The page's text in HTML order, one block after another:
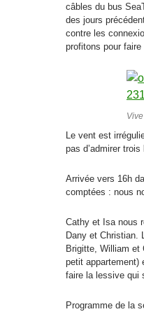
câbles du bus
des jours
contre les
profitons pour
Le vent est
pas d’admirer
Arrivée vers 16h
comptées : nous
Cathy et Isa nous
Dany et Christian.
Brigitte, William et
petit appartement)
faire la lessive qui
Programme de la